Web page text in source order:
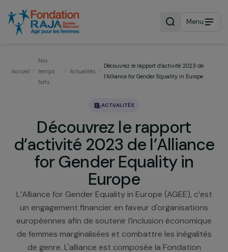
Menu
temps Actualités
Découvrez le rapport d’activité 2023 de
Découvrez le rapport
d’activité 2023 de
for Gender Equality in
Europe
L’Alliance for Gender Equality in Europe (AGEE),
un engagement financier en faveur
européennes afin de soutenir l’inclusion